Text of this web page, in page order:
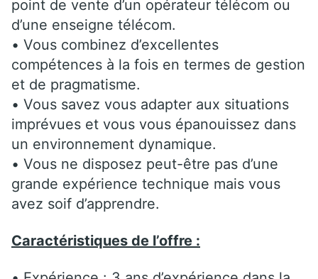
point de vente d’un opérateur télécom ou
d’une enseigne télécom.
• Vous combinez d’excellentes
compétences à la fois en termes de gestion
et de pragmatisme.
• Vous savez vous adapter aux situations
imprévues et vous vous épanouissez dans
un environnement dynamique.
• Vous ne disposez peut-être pas d’une
grande expérience technique mais vous
avez soif d’apprendre.
Caractéristiques de l’offre :